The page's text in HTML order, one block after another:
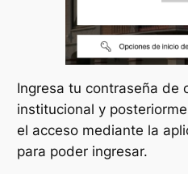
Ingresa tu contraseña de
institucional y
el acceso mediante la
para poder ingresar.